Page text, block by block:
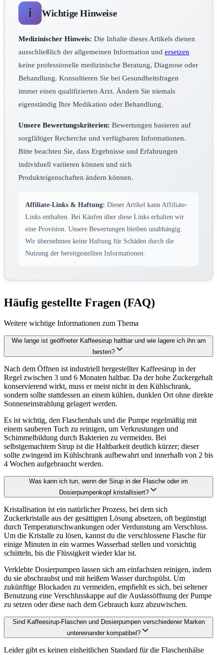
ℹ️ Wichtige Hinweise
Medizinischer Hinweis: Die Inhalte dieses Artikels dienen
ausschließlich der allgemeinen Information und ersetzen
keine professionelle medizinische Beratung, Diagnose oder
Behandlung. Konsultieren Sie bei Gesundheitsfragen
immer einen qualifizierten Arzt. Ändern Sie niemals
eigenständig Ihre Medikation oder Behandlung.
Unsere Bewertungskriterien: Bewertungen basieren auf
sorgfältiger Recherche und verfügbaren Informationen.
Bitte beachten Sie, dass Ergebnisse und Erfahrungen
individuell variieren können und sich
Produkteigenschaften ändern können.
Affiliate-Links & Haftung: Dieser Artikel kann Affiliate-
Links enthalten. Bei Käufen über diese Links erhalten wir
eine Provision. Unsere Bewertungen bleiben unabhängig.
Wir übernehmen keine Haftung für Schäden durch die
Nutzung der bereitgestellten Informationen.
Häufig gestellte Fragen (FAQ)
Weitere wichtige Informationen zum Thema
Wie lange ist geöffneter Kaffeesirup haltbar und wie lagere ich ihn am
besten?
Nach dem Öffnen ist industriell hergestellter Kaffeesirup in der
Regel zwischen 3 und 6 Monaten haltbar. Da der hohe Zuckergehalt
konservierend wirkt, muss er meist nicht in den Kühlschrank,
sondern sollte stattdessen an einem kühlen, dunklen Ort ohne direkte
Sonneneinstrahlung gelagert werden.
Es ist wichtig, den Flaschenhals und die Pumpe regelmäßig mit
einem sauberen Tuch zu reinigen, um Verkrustungen und
Schimmelbildung durch Bakterien zu vermeiden. Bei
selbstgemachtem Sirup ist die Haltbarkeit deutlich kürzer; dieser
sollte zwingend im Kühlschrank aufbewahrt und innerhalb von 2 bis
4 Wochen aufgebraucht werden.
Was kann ich tun, wenn der Sirup in der Flasche oder im
Dosierpumpenkopf kristallisiert?
Kristallisation ist ein natürlicher Prozess, bei dem sich
Zuckerkristalle aus der gesättigten Lösung absetzen, oft begünstigt
durch Temperaturschwankungen oder Verdunstung am Verschluss.
Um die Kristalle zu lösen, kannst du die verschlossene Flasche für
einige Minuten in ein warmes Wasserbad stellen und vorsichtig
schütteln, bis die Flüssigkeit wieder klar ist.
Verklebte Dosierpumpen lassen sich am einfachsten reinigen, indem
du sie abschraubst und mit heißem Wasser durchspülst. Um
zukünftige Blockaden zu vermeiden, empfiehlt es sich, bei seltener
Benutzung eine Verschlusskappe auf die Auslassöffnung der Pumpe
zu setzen oder diese nach dem Gebrauch kurz abzuwischen.
Sind Kaffeesirup-Flaschen und Dosierpumpen verschiedener Marken
untereinander kompatibel?
Leider gibt es keinen einheitlichen Standard für die Flaschenhälse